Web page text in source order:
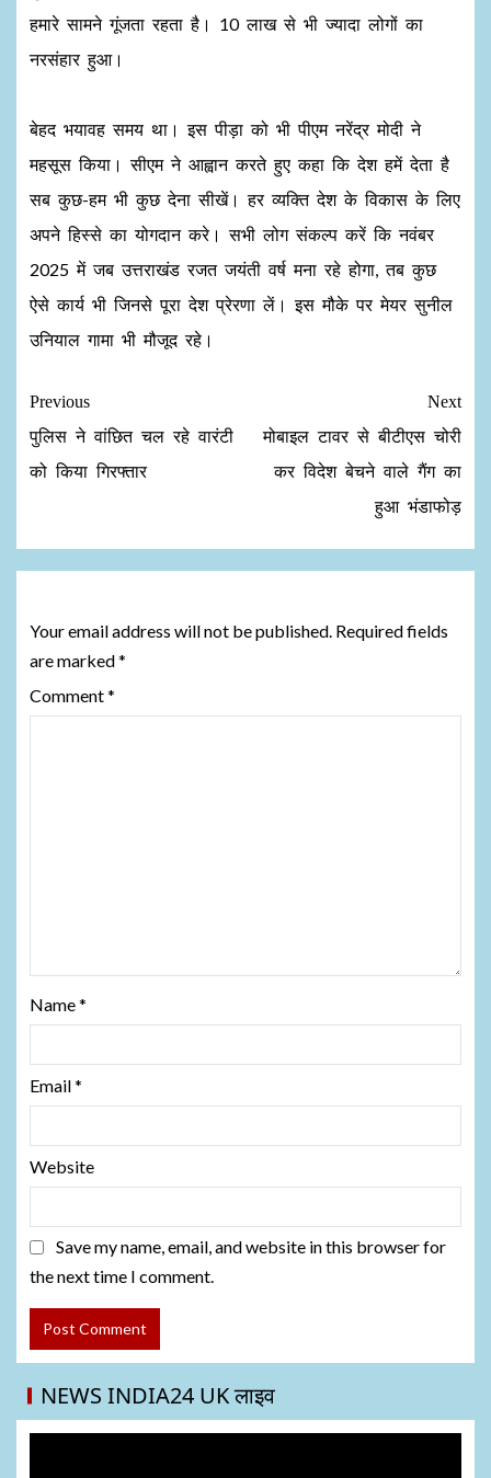
हमारे सामने गूंजता रहता है। 10 लाख से भी ज्यादा लोगों का
नरसंहार हुआ।
बेहद भयावह समय था। इस पीड़ा को भी पीएम नरेंद्र मोदी ने
महसूस किया। सीएम ने आह्वान करते हुए कहा कि देश हमें देता है
सब कुछ-हम भी कुछ देना सीखें। हर व्यक्ति देश के विकास के लिए
अपने हिस्से का योगदान करे। सभी लोग संकल्प करें कि नवंबर
2025 में जब उत्तराखंड रजत जयंती वर्ष मना रहे होगा, तब कुछ
ऐसे कार्य भी जिनसे पूरा देश प्रेरणा लें। इस मौके पर मेयर सुनील
उनियाल गामा भी मौजूद रहे।
Previous
पुलिस ने वांछित चल रहे वारंटी
को किया गिरफ्तार
Next
मोबाइल टावर से बीटीएस चोरी
कर विदेश बेचने वाले गैंग का
हुआ भंडाफोड़
Your email address will not be published. Required fields
are marked*
Comment*
Name*
Email*
Website
Save my name, email, and website in this browser for
the next time I comment.
NEWS INDIA24 UK लाइव